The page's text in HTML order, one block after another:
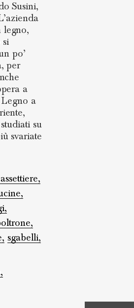
Susini,
legno,
po’
per
a
a
su
svariate
sgabelli,